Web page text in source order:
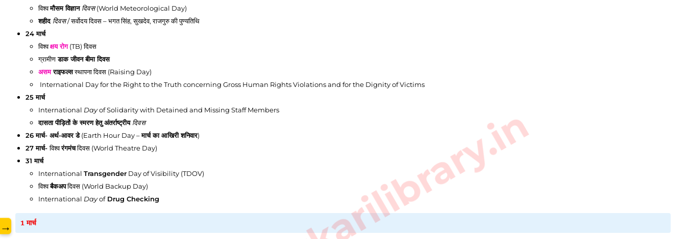
विश्वमौसम विज्ञान दिवस(World Meteorological Day)
शहीद दिवस/ सर्वोदय दिवस – भगत सिंह, सुखदेव, राजगुरु की पुण्यतिथि
24 मार्च
विश्वक्षय रोग(TB) दिवस
ग्रामीणडाक जीवन बीमा दिवस
असमराइफल्सस्थापना दिवस (Raising Day)
International Day for the Right to the Truth concerning Gross Human Rights Violations and for the Dignity of Victims
25 मार्च
International Dayof Solidarity with Detained and Missing Staff Members
दासता पीड़ितों के स्मरण हेतु अंतर्राष्ट्रीय दिवस
26 मार्च- अर्थ-आवर डे(Earth Hour Day –मार्च का आखिरी शनिवार)
27 मार्च-विश्वरंगमंचदिवस (World Theatre Day)
31 मार्च
International Transgender Day of Visibility (TDOV)
विश्वबैकअपदिवस (World Backup Day)
International DayofDrug Checking
1 मार्च
→